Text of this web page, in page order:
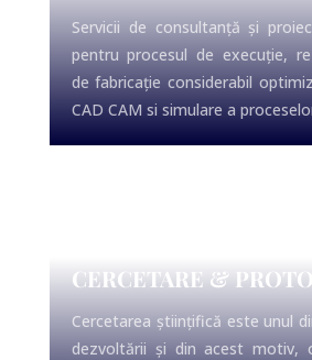
Servicii de consultanță și
pentru procesul de execuție,
de fabricație considerabil
CAD CAM si simulare a
CERCETARE &
Cercetarea științifică este unul
dezvoltării și din acest motiv,